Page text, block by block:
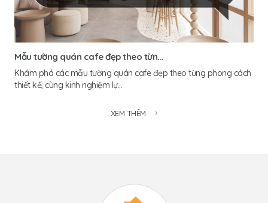
Mẫu tường quán cafe đẹp theo từn...
Khám phá các mẫu tường quán cafe đẹp theo từng phong cách
thiết kế, cùng kinh nghiệm lự...
XEM THÊM